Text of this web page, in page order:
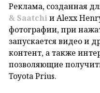
Реклама, созданная
& Saatchi и Alexx
фотографии, при
запускается видео и
контент, а также
позволяющие
Toyota Prius.